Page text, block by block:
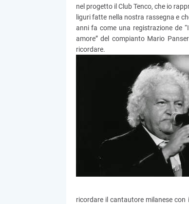
nel progetto il Club Tenco, che io
liguri fatte nella nostra rassegna e
anni fa come una registrazione de
amore” del compianto Mario
ricordare.
ricordare il cantautore milanese con